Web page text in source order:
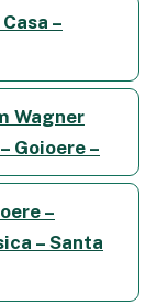
–
Wagner
Goioere –
–
– Santa